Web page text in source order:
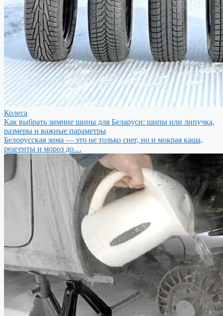
Колеса
Как выбрать зимние шины для Беларуси: шипы или липучка,
размеры и важные параметры
Белорусская зима — это не только снег, но и мокрая каша,
реагенты и мороз до…